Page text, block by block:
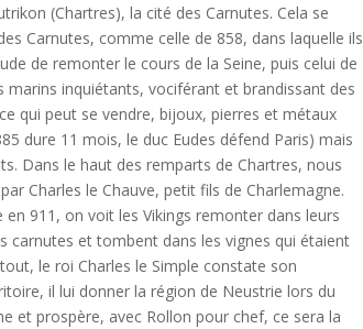
(Chartres), la cité des Carnutes. Cela se
Carnutes, comme celle de 858, dans laquelle ils
de remonter le cours de la Seine, puis celui de
marins inquiétants, vociférant et brandissant des
qui peut se vendre, bijoux, pierres et métaux
dure 11 mois, le duc Eudes défend Paris) mais
Dans le haut des remparts de Chartres, nous
Charles le Chauve, petit fils de Charlemagne.
en 911, on voit les Vikings remonter dans leurs
carnutes et tombent dans les vignes qui étaient
le roi Charles le Simple constate son
il lui donner la région de Neustrie lors du
et prospère, avec Rollon pour chef, ce sera la